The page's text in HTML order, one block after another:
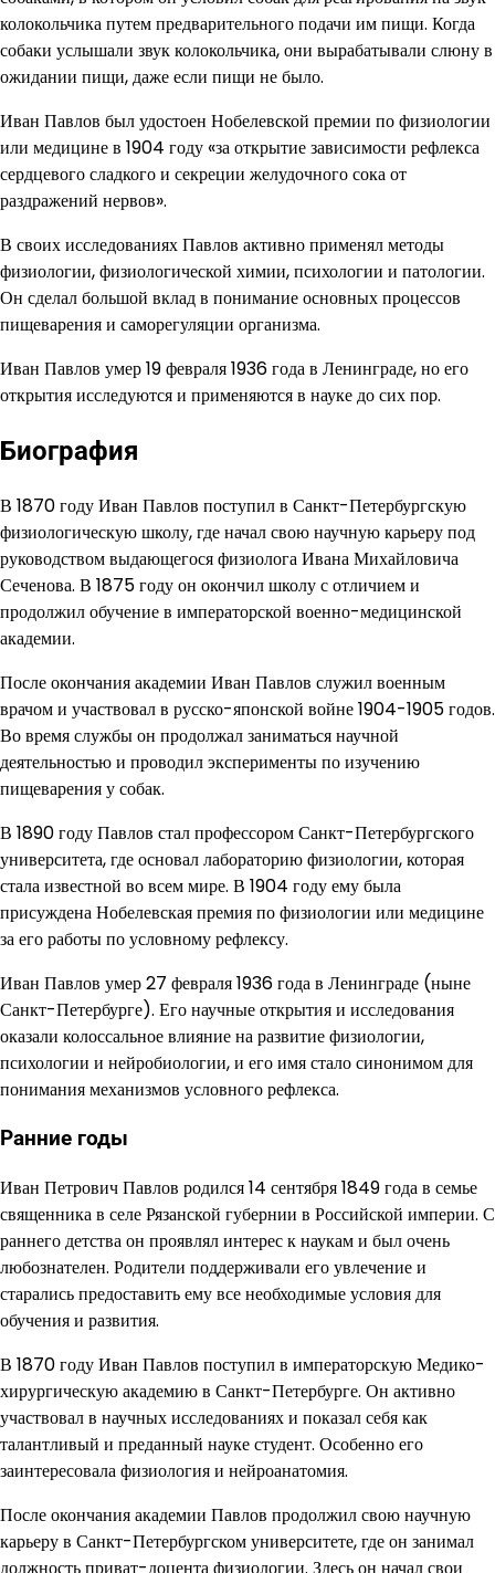
колокольчика путем предварительного подачи им пищи. Когда
собаки услышали звук колокольчика, они вырабатывали слюну в
ожидании пищи, даже если пищи не было.
Иван Павлов был удостоен Нобелевской премии по физиологии
или медицине в 1904 году «за открытие зависимости рефлекса
сердцевого сладкого и секреции желудочного сока от
раздражений нервов».
В своих исследованиях Павлов активно применял методы
физиологии, физиологической химии, психологии и патологии.
Он сделал большой вклад в понимание основных процессов
пищеварения и саморегуляции организма.
Иван Павлов умер 19 февраля 1936 года в Ленинграде, но его
открытия исследуются и применяются в науке до сих пор.
Биография
В 1870 году Иван Павлов поступил в Санкт-Петербургскую
физиологическую школу, где начал свою научную карьеру под
руководством выдающегося физиолога Ивана Михайловича
Сеченова. В 1875 году он окончил школу с отличием и
продолжил обучение в императорской военно-медицинской
академии.
После окончания академии Иван Павлов служил военным
врачом и участвовал в русско-японской войне 1904-1905 годов.
Во время службы он продолжал заниматься научной
деятельностью и проводил эксперименты по изучению
пищеварения у собак.
В 1890 году Павлов стал профессором Санкт-Петербургского
университета, где основал лабораторию физиологии, которая
стала известной во всем мире. В 1904 году ему была
присуждена Нобелевская премия по физиологии или медицине
за его работы по условному рефлексу.
Иван Павлов умер 27 февраля 1936 года в Ленинграде (ныне
Санкт-Петербурге). Его научные открытия и исследования
оказали колоссальное влияние на развитие физиологии,
психологии и нейробиологии, и его имя стало синонимом для
понимания механизмов условного рефлекса.
Ранние годы
Иван Петрович Павлов родился 14 сентября 1849 года в семье
священника в селе Рязанской губернии в Российской империи. С
раннего детства он проявлял интерес к наукам и был очень
любознателен. Родители поддерживали его увлечение и
старались предоставить ему все необходимые условия для
обучения и развития.
В 1870 году Иван Павлов поступил в императорскую Медико-
хирургическую академию в Санкт-Петербурге. Он активно
участвовал в научных исследованиях и показал себя как
талантливый и преданный науке студент. Особенно его
заинтересовала физиология и нейроанатомия.
После окончания академии Павлов продолжил свою научную
карьеру в Санкт-Петербургском университете, где он занимал